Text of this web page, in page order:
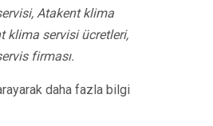
Atakent klima
klima servisi ücretleri,
firması.
daha fazla bilgi